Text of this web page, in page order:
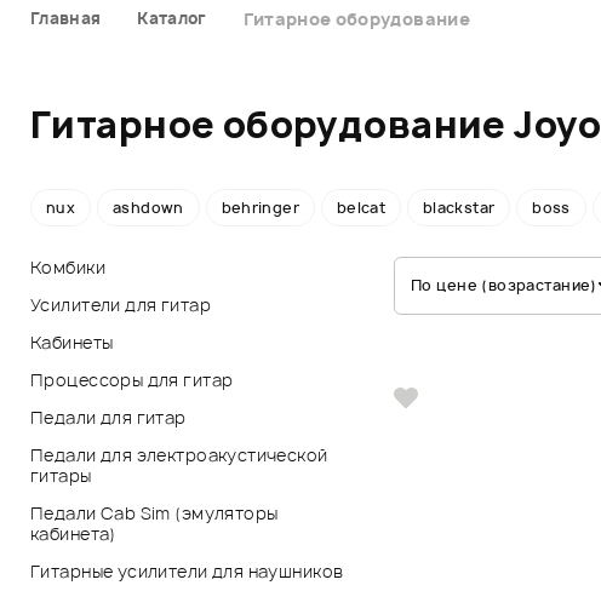
Главная Каталог Гитарное оборудование
Гитарное оборудование Joyo
nux ashdown behringer belcat blackstar boss
Комбики
Усилители для гитар
Кабинеты
Процессоры для гитар
Педали для гитар
Педали для электроакустической
гитары
Педали Cab Sim (эмуляторы
кабинета)
Гитарные усилители для наушников
По цене (возрастание)